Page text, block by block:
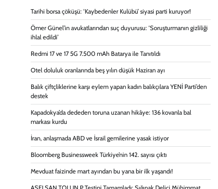
Tarihi borsa çöküşü: ‘Kaybedenler Kulübü’ siyasi parti kuruyor!
Ömer Günel’in avukatlarından suç duyurusu: ‘Soruşturmanın gizliliği
ihlal edildi’
Redmi 17 ve 17 5G 7.500 mAh Batarya ile Tanıtıldı
Otel doluluk oranlarında beş yılın düşük Haziran ayı
Balık çiftçliklerine karşı eylem yapan kadın balıkçılara YENİ Parti’den
destek
Kapadokya’da dededen toruna uzanan hikâye: 136 kovanla bal
markası kurdu
İran, anlaşmada ABD ve İsrail gemilerine yasak istiyor
Bloomberg Businessweek Türkiye’nin 142. sayısı çıktı
Mevduat faizinde mart ayından bu yana bir ilk yaşandı!